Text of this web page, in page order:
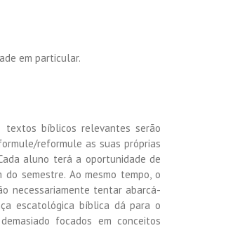
em particular.
textos bíblicos relevantes serão
reformule as suas próprias
aluno terá a oportunidade de
semestre. Ao mesmo tempo, o
necessariamente tentar abarcá-
escatológica bíblica dá para o
focados em conceitos